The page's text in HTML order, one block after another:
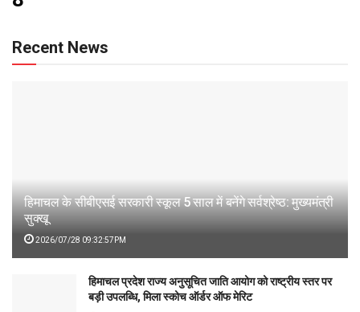
Recent News
हिमाचल के सीबीएसई सरकारी स्कूल 5 साल में बनेंगे सर्वश्रेष्ठ: मुख्यमंत्री
सुक्खू
2026/07/28 09:32:57PM
हिमाचल प्रदेश राज्य अनुसूचित जाति आयोग को राष्ट्रीय स्तर पर
बड़ी उपलब्धि, मिला स्कोच ऑर्डर ऑफ मेरिट